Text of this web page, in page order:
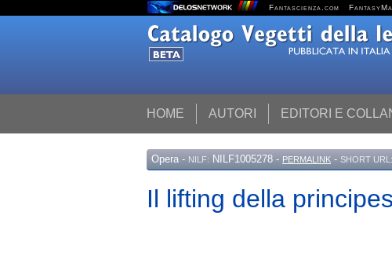
Fantascienza.com
HOME AUTORI EDITORI E
Opera - NILF: NILF1005278 - PERMALINK - SHORT URL:
Il lifting della